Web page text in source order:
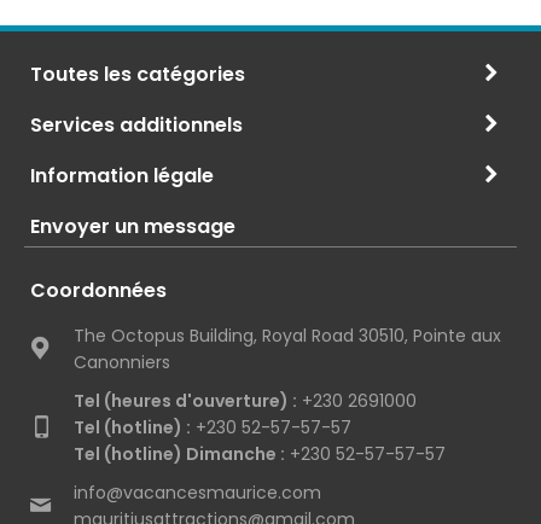
Toutes les catégories
Services additionnels
Information légale
Envoyer un message
Coordonnées
The Octopus Building, Royal Road 30510, Pointe aux
Canonniers
Tel (heures d'ouverture) : +230 2691000
Tel (hotline) : +230 52-57-57-57
Tel (hotline) Dimanche : +230 52-57-57-57
info@vacancesmaurice.com
mauritiusattractions@gmail.com